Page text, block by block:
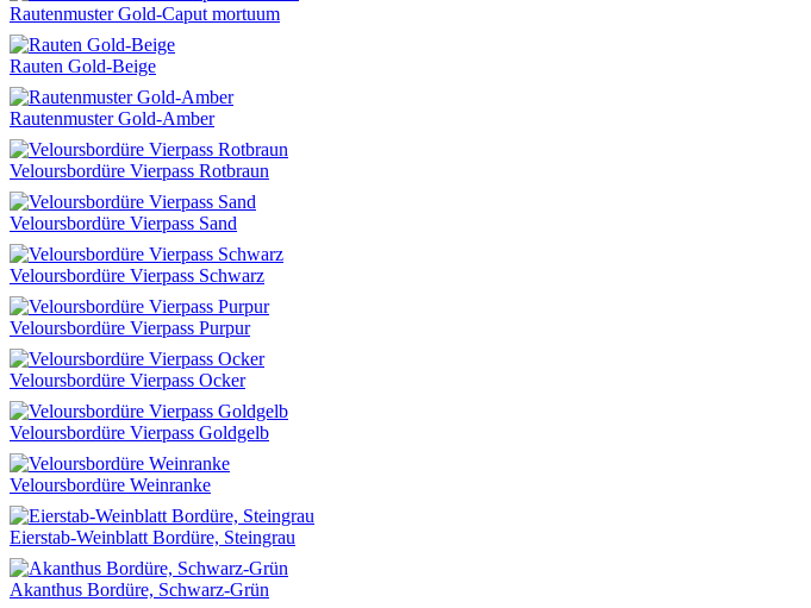
Rautenmuster Gold-Caput mortuum
Rauten Gold-Beige
Rautenmuster Gold-Amber
Veloursbordüre Vierpass Rotbraun
Veloursbordüre Vierpass Sand
Veloursbordüre Vierpass Schwarz
Veloursbordüre Vierpass Purpur
Veloursbordüre Vierpass Ocker
Veloursbordüre Vierpass Goldgelb
Veloursbordüre Weinranke
Eierstab-Weinblatt Bordüre, Steingrau
Akanthus Bordüre, Schwarz-Grün